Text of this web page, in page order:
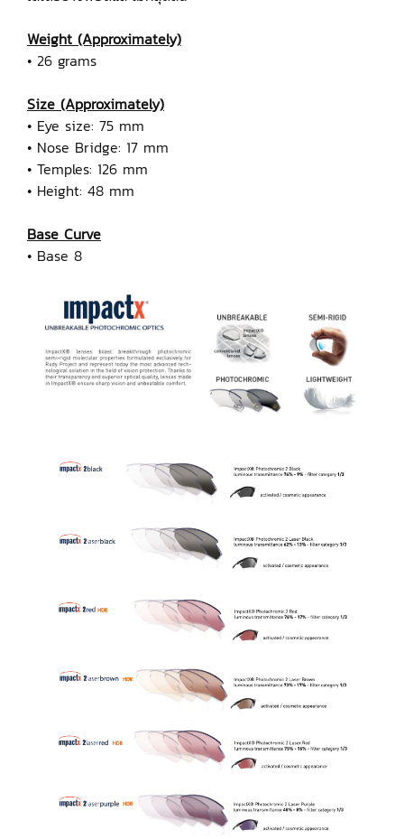
Weight (Approximately)
• 26 grams
Size (Approximately)
• Eye size: 75 mm
• Nose Bridge: 17 mm
• Temples: 126 mm
• Height: 48 mm
Base Curve
• Base 8